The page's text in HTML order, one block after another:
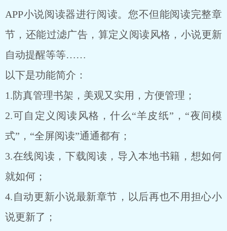
APP小说阅读器进行阅读。您不但能阅读完整章
节，还能过滤广告，算定义阅读风格，小说更新
自动提醒等等……
以下是功能简介：
1.防真管理书架，美观又实用，方便管理；
2.可自定义阅读风格，什么“羊皮纸”，“夜间模
式”，“全屏阅读”通通都有；
3.在线阅读，下载阅读，导入本地书籍，想如何
就如何；
4.自动更新小说最新章节，以后再也不用担心小
说更新了；